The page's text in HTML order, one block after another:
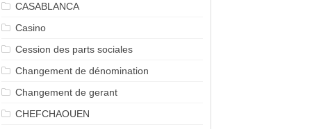
CASABLANCA
Casino
Cession des parts sociales
Changement de dénomination
Changement de gerant
CHEFCHAOUEN